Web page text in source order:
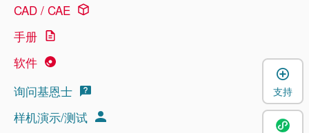
CAD / CAE
手册
软件
询问基恩士
样机演示/测试
支持